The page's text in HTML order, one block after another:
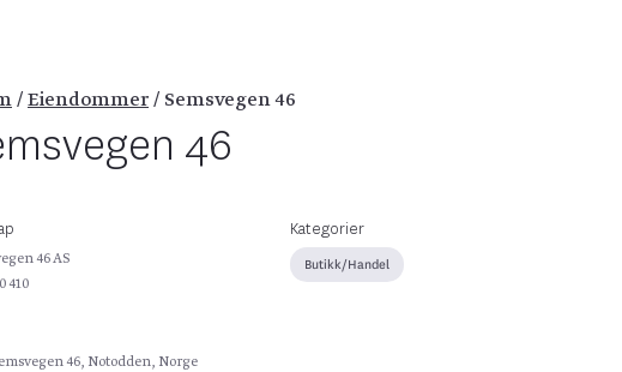
/ Eiendommer / Semsvegen 46
46
46 AS
410
Kategorier
Butikk/Handel
46, Notodden, Norge